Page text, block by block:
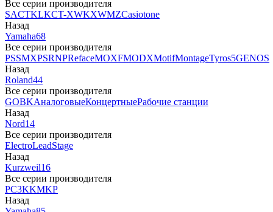
Все серии производителя
SACTKLKCT-XWKXWMZCasiotone
Назад
Yamaha68
Все серии производителя
PSSMXPSRNPRefaceMOXFMODXMotifMontageTyros5GENOS
Назад
Roland44
Все серии производителя
GOBKАналоговыеКонцертныеРабочие станции
Назад
Nord14
Все серии производителя
ElectroLeadStage
Назад
Kurzweil16
Все серии производителя
PC3KKMKP
Назад